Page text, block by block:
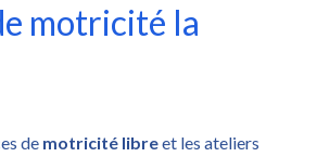
motricité la
de motricité libreet les ateliers